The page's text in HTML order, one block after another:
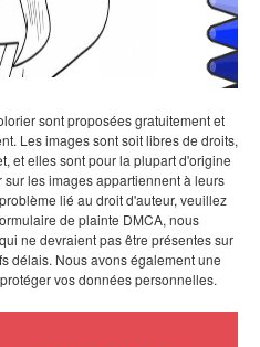
sont proposées gratuitement et
Les images sont soit libres de droits,
et elles sont pour la plupart d'origine
les images appartiennent à leurs
lié au droit d'auteur, veuillez
de plainte DMCA, nous
ne devraient pas être présentes sur
délais. Nous avons également une
vos données personnelles.